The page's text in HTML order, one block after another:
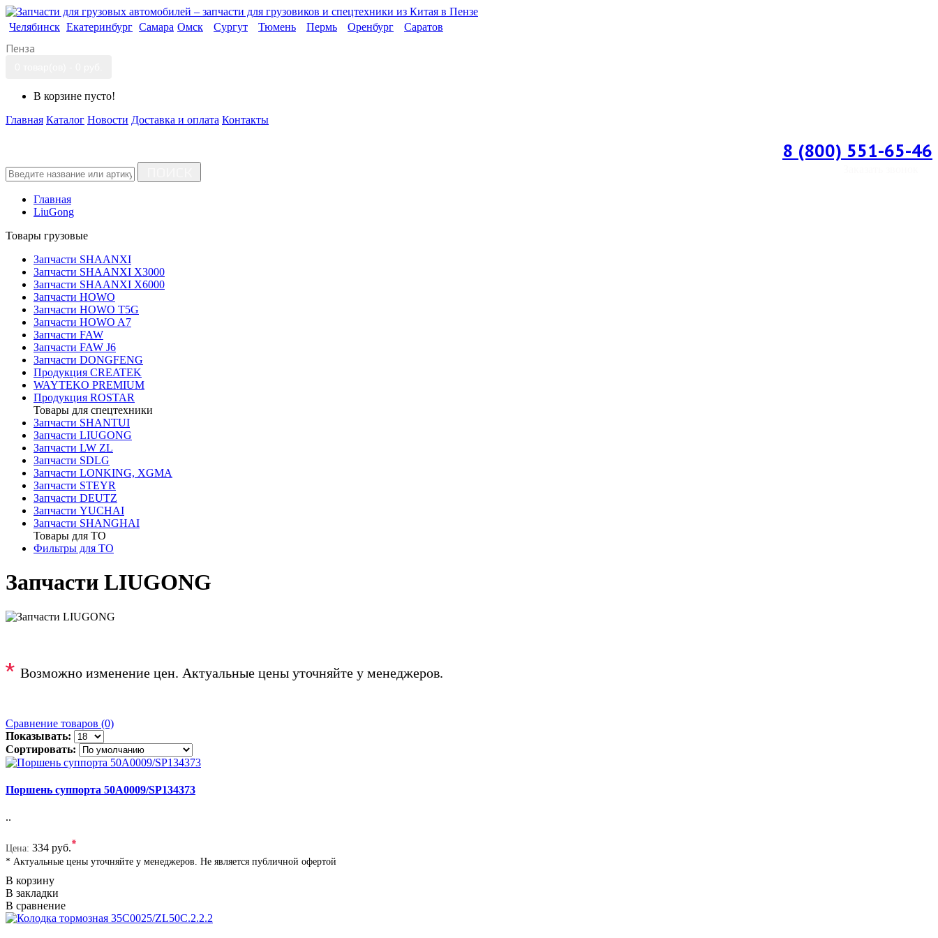
Челябинск Екатеринбург Самара Омск Сургут Тюмень Пермь Оренбург Саратов
Пенза
В корзине пусто!
Главная Каталог Новости Доставка и оплата Контакты
8 (800) 551-65-46
Главная
LiuGong
Товары грузовые
Запчасти SHAANXI
Запчасти SHAANXI X3000
Запчасти SHAANXI X6000
Запчасти HOWO
Запчасти HOWO T5G
Запчасти HOWO A7
Запчасти FAW
Запчасти FAW J6
Запчасти DONGFENG
Продукция CREATEK
WAYTEKO PREMIUM
Продукция ROSTAR
Товары для спецтехники
Запчасти SHANTUI
Запчасти LIUGONG
Запчасти LW ZL
Запчасти SDLG
Запчасти LONKING, XGMA
Запчасти STEYR
Запчасти DEUTZ
Запчасти YUCHAI
Запчасти SHANGHAI
Товары для ТО
Фильтры для ТО
Запчасти LIUGONG
* Возможно изменение цен. Актуальные цены уточняйте у менеджеров.
Сравнение товаров (0)
Показывать:
Сортировать:
Поршень суппорта 50A0009/SP134373
..
Цена: 334 руб.*
* Актуальные цены уточняйте у менеджеров. Не является публичной офертой
В корзину
В закладки
В сравнение